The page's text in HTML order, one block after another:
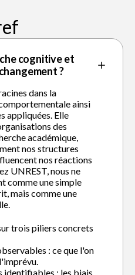
cognitive et
?
dans la
ainsi
appliquées. Elle
des
académique,
nos structures
nos réactions
UNREST, nous ne
comme une simple
mais comme une
trois piliers concrets
: ce que l'on
identifiables : les biais